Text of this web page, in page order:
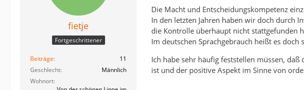
fietje
Fortgeschrittener
Beiträge
11
Geschlecht
Männlich
Wohnort
Die Macht und Entscheidungskompetenz
In den letzten Jahren haben wir doch durch
die Kontrolle überhaupt nicht stattgefunden
Im deutschen Sprachgebrauch heißt es
Ich habe sehr häufig feststellen müssen,
ist und der positive Aspekt im Sinne von